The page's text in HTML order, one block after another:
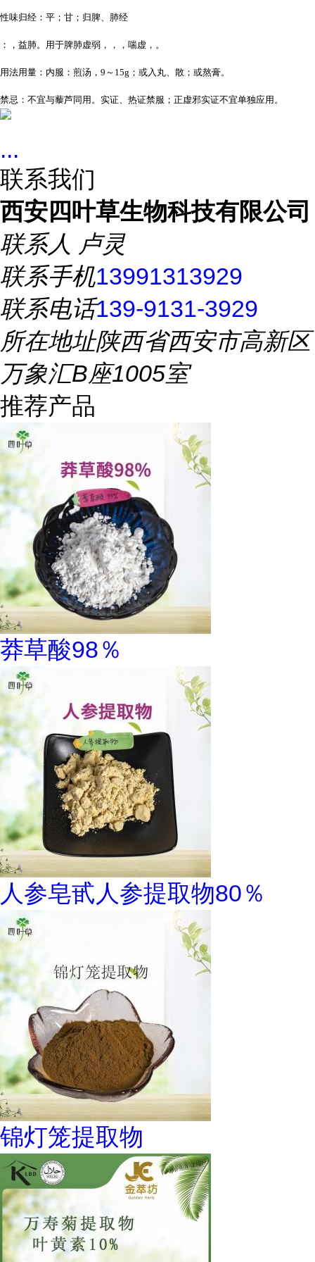
性味归经：平；甘；归脾、肺经
：，益肺。用于脾肺虚弱，，，喘虚，。
用法用量：内服：煎汤，9～15g；或入丸、散；或熬膏。
禁忌：不宜与藜芦同用。实证、热证禁服；正虚邪实证不宜单独应用。
...
联系我们
西安四叶草生物科技有限公司
联系人 卢灵
联系手机13991313929
联系电话139-9131-3929
所在地址陕西省西安市高新区
万象汇B座1005室
推荐产品
莽草酸98％
人参皂甙人参提取物80％
锦灯笼提取物